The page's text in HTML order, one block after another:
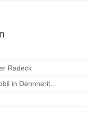
Radeck
in Dennherit...